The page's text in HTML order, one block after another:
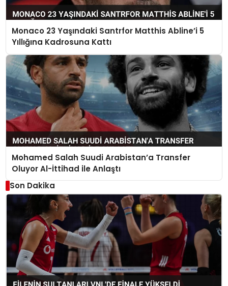
Monaco 23 Yaşındaki Santrfor Matthis Abline’i 5
Yıllığına Kadrosuna Kattı
Mohamed Salah Suudi Arabistan’a Transfer
Oluyor Al-İttihad ile Anlaştı
Son Dakika